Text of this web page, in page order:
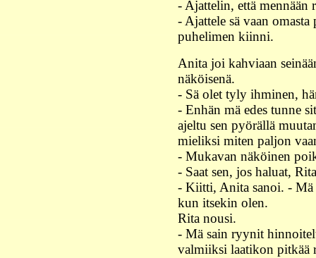
- Ajattelin, että mennään
- Ajattele sä vaan
puhelimen kiinni.
Anita joi kahviaan
näköisenä.
- Sä olet tyly ihminen,
- Enhän mä edes tunne
ajeltu sen pyörällä
mieliksi miten paljon
- Mukavan näköinen
- Saat sen, jos haluat,
- Kiitti, Anita sanoi. - Mä
kun itsekin olen.
Rita nousi.
- Mä sain ryynit
valmiiksi laatikon pitkää